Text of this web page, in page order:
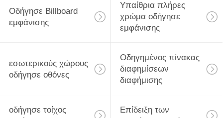
Οδήγησε Billboard
εμφάνισης
Υπαίθρια πλήρες
χρώμα οδήγησε
εμφάνισης
εσωτερικούς χώρους
οδήγησε οθόνες
Οδηγημένος πίνακας
διαφημίσεων
διαφήμισης
οδήγησε τοίχος
Επίδειξη των